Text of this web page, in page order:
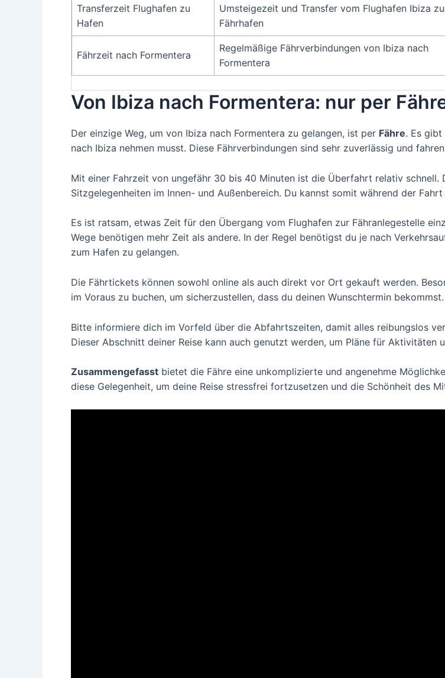
Transferzeit Flughafen zu
Hafen
Umsteigezeit und Transfer vom Flughafen Ibiza
Fährhafen
Fährzeit nach Formentera
Regelmäßige Fährverbindungen von Ibiza nach
Formentera
Von Ibiza nach Formentera: nur per
Der einzige Weg, um von Ibiza nach Formentera zu gelangen, ist per Fähre. Es gibt
nach Ibiza nehmen musst. Diese Fährverbindungen sind sehr zuverlässig und
Mit einer Fahrzeit von ungefähr 30 bis 40 Minuten ist die Überfahrt relativ schnell.
Sitzgelegenheiten im Innen- und Außenbereich. Du kannst somit während der
Es ist ratsam, etwas Zeit für den Übergang vom Flughafen zur Fähranlegestelle
Wege benötigen mehr Zeit als andere. In der Regel benötigst du je nach
zum Hafen zu gelangen.
Die Fährtickets können sowohl online als auch direkt vor Ort gekauft werden.
im Voraus zu buchen, um sicherzustellen, dass du deinen Wunschtermin bekommst.
Bitte informiere dich im Vorfeld über die Abfahrtszeiten, damit alles reibungslos
Dieser Abschnitt deiner Reise kann auch genutzt werden, um Pläne für Aktivitäten
Zusammengefasst bietet die Fähre eine unkomplizierte und angenehme
diese Gelegenheit, um deine Reise stressfrei fortzusetzen und die Schönheit des